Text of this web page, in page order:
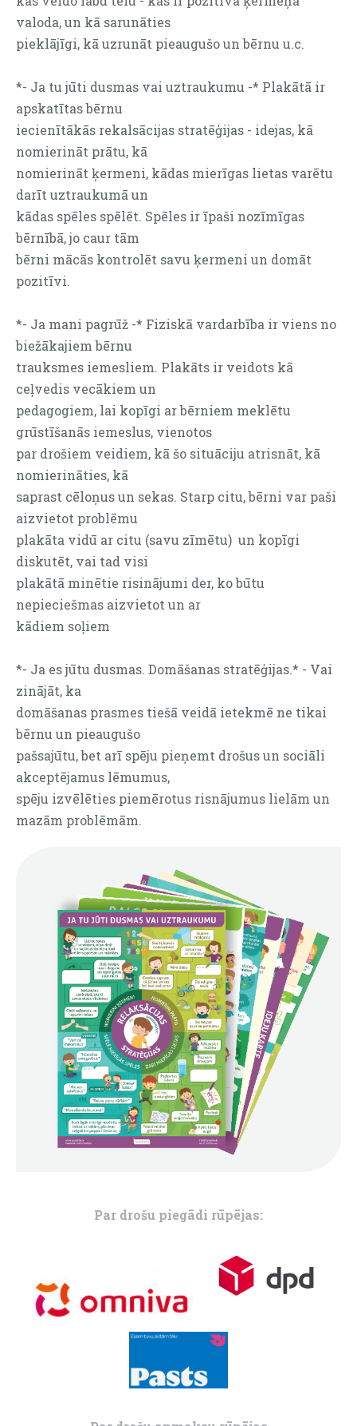
valoda, un kā sarunāties
pieklājīgi, kā uzrunāt pieaugušo un bērnu u.c.
*- Ja tu jūti dusmas vai uztraukumu -* Plakātā ir
apskatītas bērnu
iecienītākās rekalsācijas stratēģijas - idejas, kā
nomierināt prātu, kā
nomierināt ķermeni, kādas mierīgas lietas varētu
darīt uztraukumā un
kādas spēles spēlēt. Spēles ir īpaši nozīmīgas
bērnībā, jo caur tām
bērni mācās kontrolēt savu ķermeni un domāt
pozitīvi.
*- Ja mani pagrūž -* Fiziskā vardarbība ir viens no
biežākajiem bērnu
trauksmes iemesliem. Plakāts ir veidots kā
ceļvedis vecākiem un
pedagogiem, lai kopīgi ar bērniem meklētu
grūstīšanās iemeslus, vienotos
par drošiem veidiem, kā šo situāciju atrisnāt, kā
nomierināties, kā
saprast cēloņus un sekas. Starp citu, bērni var paši
aizvietot problēmu
plakāta vidū ar citu (savu zīmētu) un kopīgi
diskutēt, vai tad visi
plakātā minētie risinājumi der, ko būtu
nepieciešmas aizvietot un ar
kādiem soļiem
*- Ja es jūtu dusmas. Domāšanas stratēģijas.* - Vai
zinājāt, ka
domāšanas prasmes tiešā veidā ietekmē ne tikai
bērnu un pieaugušo
pašsajūtu, bet arī spēju pieņemt drošus un sociāli
akceptējamus lēmumus,
spēju izvēlēties piemērotus risnājumus lielām un
mazām problēmām.
Par drošu piegādi rūpējas: